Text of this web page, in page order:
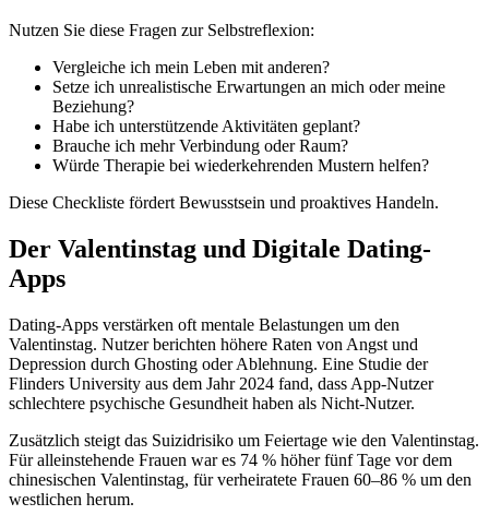
Nutzen Sie diese Fragen zur Selbstreflexion:
Vergleiche ich mein Leben mit anderen?
Setze ich unrealistische Erwartungen an mich oder meine
Beziehung?
Habe ich unterstützende Aktivitäten geplant?
Brauche ich mehr Verbindung oder Raum?
Würde Therapie bei wiederkehrenden Mustern helfen?
Diese Checkliste fördert Bewusstsein und proaktives Handeln.
Der Valentinstag und Digitale Dating-
Apps
Dating-Apps verstärken oft mentale Belastungen um den
Valentinstag. Nutzer berichten höhere Raten von Angst und
Depression durch Ghosting oder Ablehnung. Eine Studie der
Flinders University aus dem Jahr 2024 fand, dass App-Nutzer
schlechtere psychische Gesundheit haben als Nicht-Nutzer.
Zusätzlich steigt das Suizidrisiko um Feiertage wie den Valentinstag.
Für alleinstehende Frauen war es 74 % höher fünf Tage vor dem
chinesischen Valentinstag, für verheiratete Frauen 60–86 % um den
westlichen herum.